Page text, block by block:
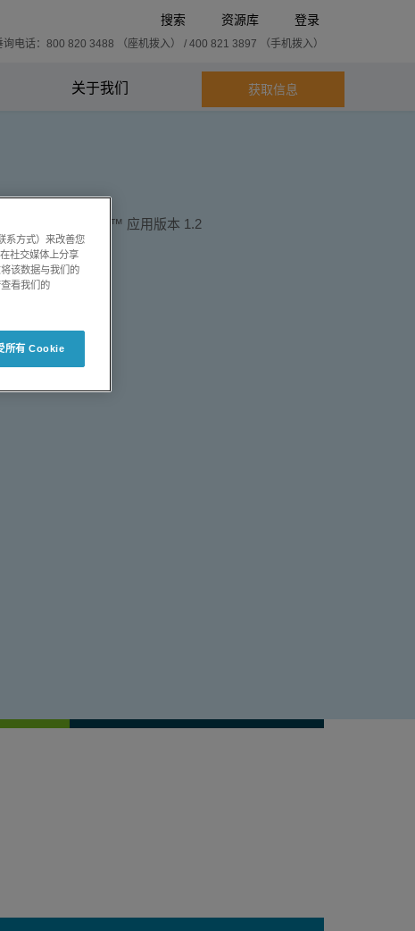
搜索 资源库 登录
询电话：800 820 3488 （座机拨入） / 400 821 3897 （手机拨入）
关于我们 获取信息
系方式）来改善您
社交媒体上分享
该数据与我们的
看我们的
所有 Cookie